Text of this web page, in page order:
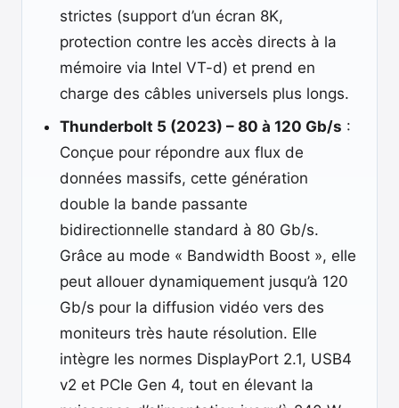
strictes (support d’un écran 8K,
protection contre les accès directs à la
mémoire via Intel VT-d) et prend en
charge des câbles universels plus longs.
Thunderbolt 5 (2023) – 80 à 120 Gb/s :
Conçue pour répondre aux flux de
données massifs, cette génération
double la bande passante
bidirectionnelle standard à 80 Gb/s.
Grâce au mode « Bandwidth Boost », elle
peut allouer dynamiquement jusqu’à 120
Gb/s pour la diffusion vidéo vers des
moniteurs très haute résolution. Elle
intègre les normes DisplayPort 2.1, USB4
v2 et PCIe Gen 4, tout en élevant la